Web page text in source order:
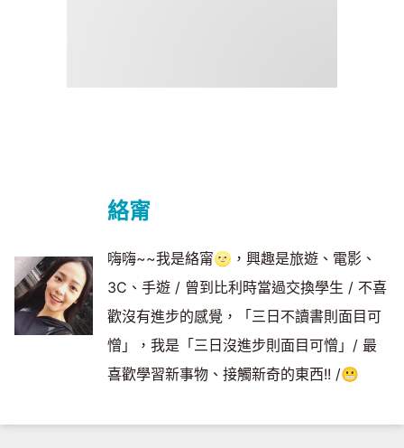
絡甯
嗨嗨~~我是絡甯🌝，興趣是旅遊、電影、
3C、手遊 / 曾到比利時當過交換學生 / 不喜
歡沒有進步的感覺，「三日不讀書則面目可
憎」，我是「三日沒進步則面目可憎」/ 最
喜歡學習新事物、接觸新奇的東西!! /😬